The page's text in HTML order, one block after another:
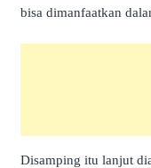
bisa dimanfaatkan
Disamping itu lanjut